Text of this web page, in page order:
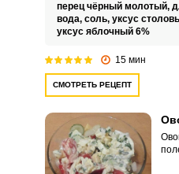
перец чёрный молотый,
вода, соль, уксус
уксус яблочный 6%
15 мин
СМОТРЕТЬ РЕЦЕПТ